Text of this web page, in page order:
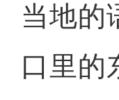
当地的
口里的